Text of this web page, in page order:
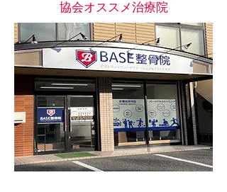
協会オススメ治療院